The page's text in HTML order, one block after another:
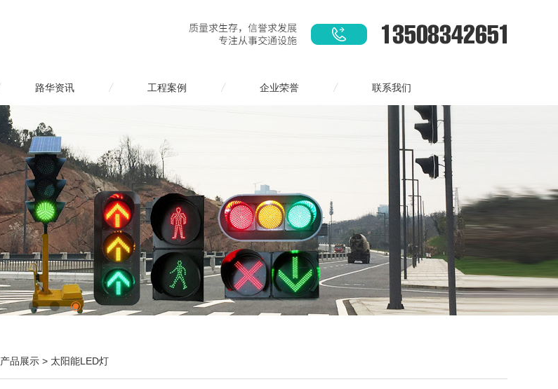
路华资讯 工程案例 企业荣誉 联系我们
产品展示 > 太阳能LED灯